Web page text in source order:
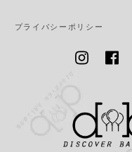
プライバシーポリシー